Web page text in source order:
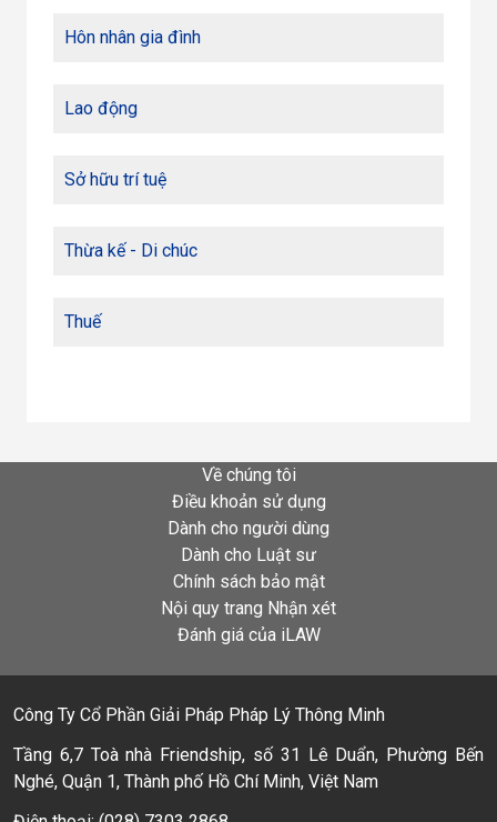
Hôn nhân gia đình
Lao động
Sở hữu trí tuệ
Thừa kế - Di chúc
Thuế
Về chúng tôi
Điều khoản sử dụng
Dành cho người dùng
Dành cho Luật sư
Chính sách bảo mật
Nội quy trang Nhận xét
Đánh giá của iLAW
Công Ty Cổ Phần Giải Pháp Pháp Lý Thông Minh
Tầng 6,7 Toà nhà Friendship, số 31 Lê Duẩn, Phường Bến
Nghé, Quận 1, Thành phố Hồ Chí Minh, Việt Nam